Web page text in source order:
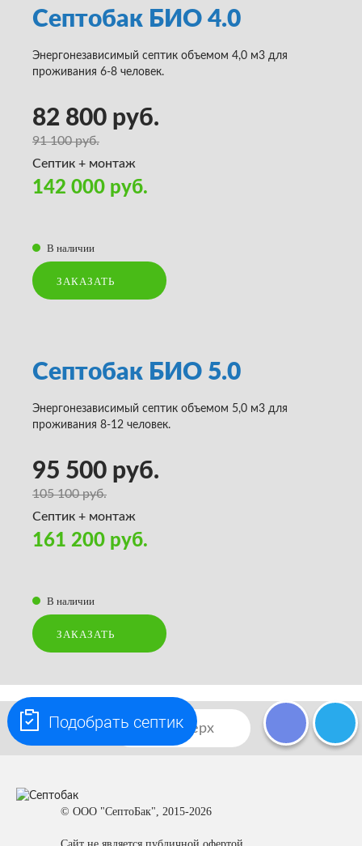
Септобак БИО 4.0
Энергонезависимый септик объемом 4,0 м3 для
проживания 6-8 человек.
82 800 руб.
91 100 руб.
Септик + монтаж
142 000 руб.
В наличии
ЗАКАЗАТЬ
Септобак БИО 5.0
Энергонезависимый септик объемом 5,0 м3 для
проживания 8-12 человек.
95 500 руб.
105 100 руб.
Септик + монтаж
161 200 руб.
В наличии
ЗАКАЗАТЬ
Наверх
© ООО "СептоБак", 2015-2026
Подобрать септик